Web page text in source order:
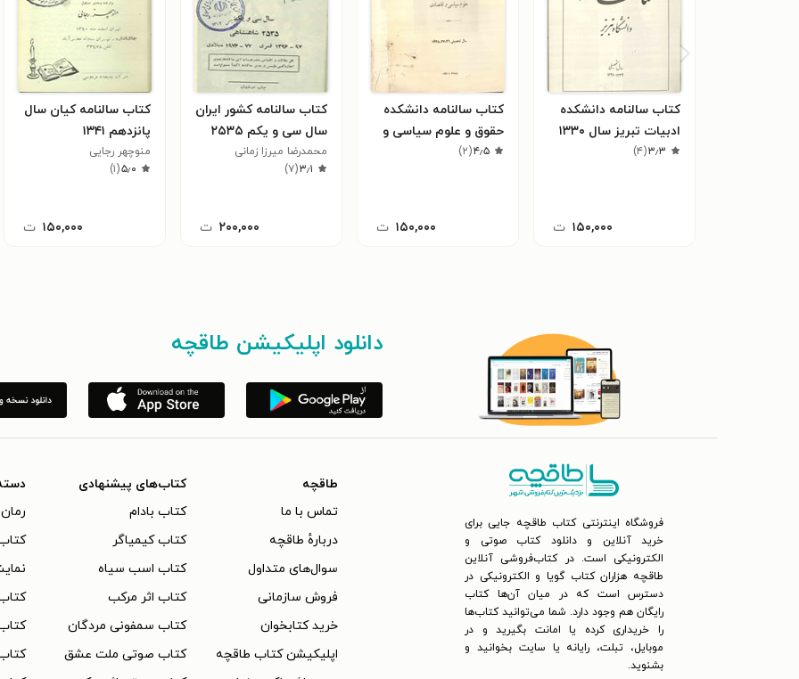
کتاب سالنامه دانشکده
ادبیات تبریز سال ۱۳۳۰
۳٫۳(۴)
۱۵۰,۰۰۰ ت
کتاب سالنامه دانشکده
حقوق و علوم سیاسی و
اقتصادی سال ۱۳۲۸
۴٫۵(۲)
۱۵۰,۰۰۰ ت
کتاب سالنامه کشور ایران
سال سی و یکم ۲۵۳۵
محمد‌رضا میرزا زمانی
۳٫۱(۷)
۲۰۰,۰۰۰ ت
کتاب سالنامه کیان سال
پانزدهم ۱۳۴۱
منوچهر رجایی
۵٫۰(۱)
۱۵۰,۰۰۰ ت
دانلود اپلیکیشن طاقچه
فروشگاه اینترنتی کتاب طاقچه جایی برای
خرید آنلاین و دانلود کتاب صوتی و
الکترونیکی است. در کتاب‌فروشی آنلاین
طاقچه هزاران کتاب گویا و الکترونیکی در
دسترس است که در میان آن‌ها کتاب
رایگان هم وجود دارد. شما می‌توانید کتاب‌ها
را خریداری کرده یا امانت بگیرید و در
موبایل، تبلت، رایانه یا سایت بخوانید و
بشنوید.
طاقچه
تماس با ما
دربارهٔ طاقچه
سوال‌های متداول
فروش سازمانی
خرید کتابخوان
اپلیکیشن کتاب طاقچه
کتاب‌های پیشنهادی
کتاب بادام
کتاب کیمیاگر
کتاب اسب سیاه
کتاب اثر مرکب
کتاب سمفونی مردگان
کتاب صوتی ملت عشق